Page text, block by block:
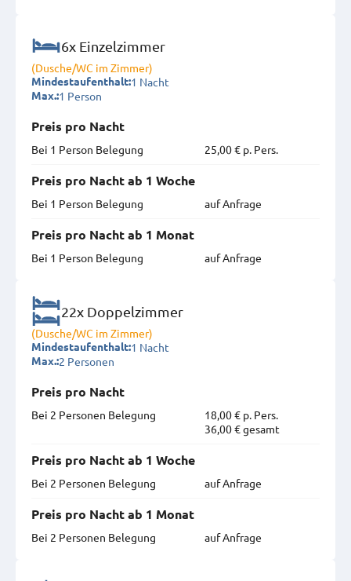
6x Einzelzimmer
(Dusche/WC im Zimmer)
Mindestaufenthalt:1 Nacht
Max.:1 Person
Preis pro Nacht
Bei 1 Person Belegung
25,00 € p. Pers.
Preis pro Nacht ab 1 Woche
Bei 1 Person Belegung
auf Anfrage
Preis pro Nacht ab 1 Monat
Bei 1 Person Belegung
auf Anfrage
22x Doppelzimmer
(Dusche/WC im Zimmer)
Mindestaufenthalt:1 Nacht
Max.:2 Personen
Preis pro Nacht
Bei 2 Personen Belegung
18,00 € p. Pers.
36,00 € gesamt
Preis pro Nacht ab 1 Woche
Bei 2 Personen Belegung
auf Anfrage
Preis pro Nacht ab 1 Monat
Bei 2 Personen Belegung
auf Anfrage